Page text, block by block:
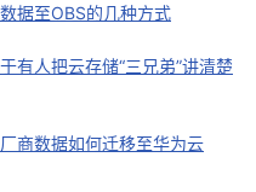
据至OBS的几种方式
有人把云存储“三兄弟”讲清楚
商数据如何迁移至华为云